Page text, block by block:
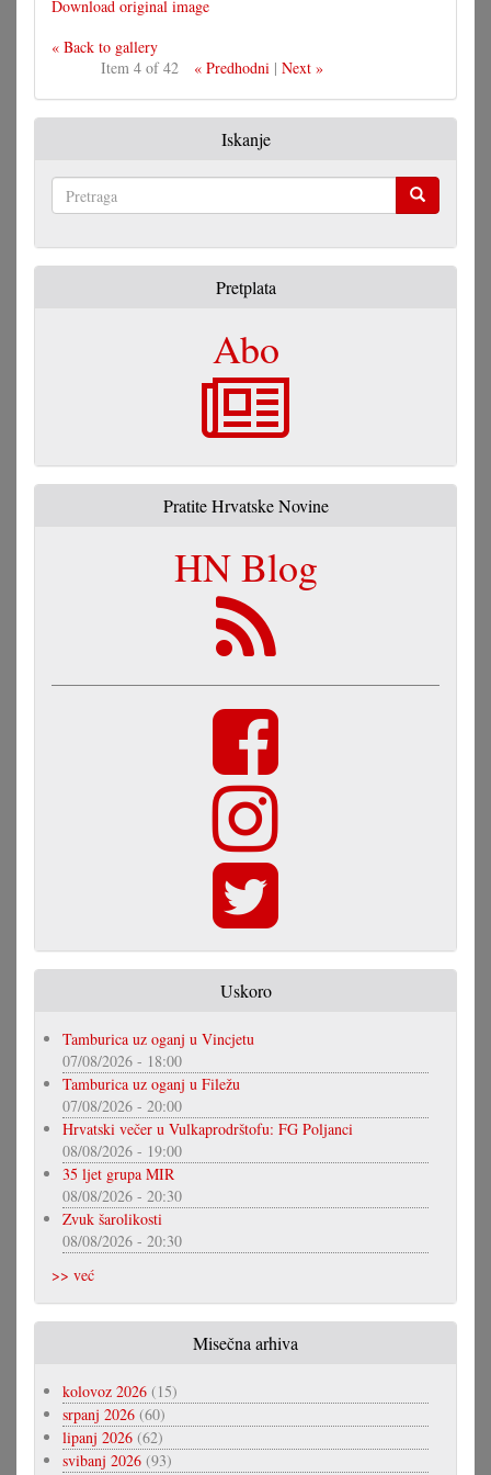
Download original image
« Back to gallery
Item 4 of 42
« Predhodni| Next »
Iskanje
Pretplata
Abo
Pratite Hrvatske Novine
HN Blog
Uskoro
Tamburica uz oganj u Vincjetu
07/08/2026 - 18:00
Tamburica uz oganj u Filežu
07/08/2026 - 20:00
Hrvatski večer u Vulkaprodrštofu: FG Poljanci
08/08/2026 - 19:00
35 ljet grupa MIR
08/08/2026 - 20:30
Zvuk šarolikosti
08/08/2026 - 20:30
>> već
Misečna arhiva
kolovoz 2026 (15)
srpanj 2026 (60)
lipanj 2026 (62)
svibanj 2026 (93)